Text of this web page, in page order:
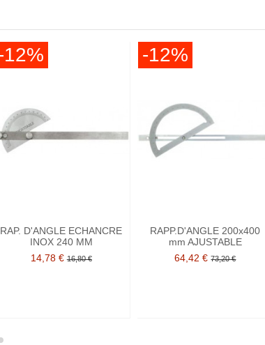
12%
RAP. D'ANGLE ECHANCRE
INOX 240 MM
14,78 € 16,80 €
-12%
RAPP.D'ANGLE 200x400
mm AJUSTABLE
64,42 € 73,20 €